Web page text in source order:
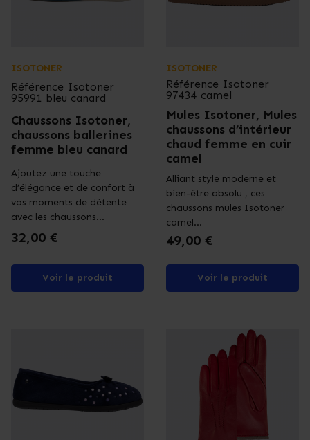
ISOTONER
Référence Isotoner
95991 bleu canard
Chaussons Isotoner,
chaussons ballerines
femme bleu canard
Ajoutez une touche
d’élégance et de confort à
vos moments de détente
avec les chaussons...
Prix
32,00 €
Voir le produit
ISOTONER
Référence Isotoner
97434 camel
Mules Isotoner, Mules
chaussons d’intérieur
chaud femme en cuir
camel
Alliant style moderne et
bien-être absolu , ces
chaussons mules Isotoner
camel...
Prix
49,00 €
Voir le produit